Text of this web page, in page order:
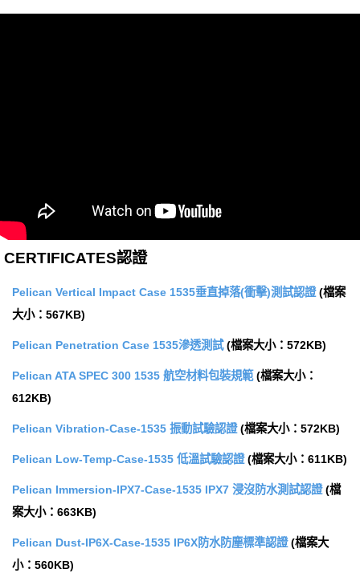
CERTIFICATES認證
Pelican Vertical Impact Case 1535垂直掉落(衝擊)測試認證(檔案
大小：567KB)
Pelican Penetration Case 1535滲透測試(檔案大小：572KB)
Pelican ATA SPEC 300 1535 航空材料包裝規範(檔案大小：
612KB)
Pelican Vibration-Case-1535 振動試驗認證(檔案大小：572KB)
Pelican Low-Temp-Case-1535 低溫試驗認證(檔案大小：611KB)
Pelican Immersion-IPX7-Case-1535 IPX7 浸沒防水測試認證(檔
案大小：663KB)
Pelican Dust-IP6X-Case-1535 IP6X防水防塵標準認證(檔案大
小：560KB)